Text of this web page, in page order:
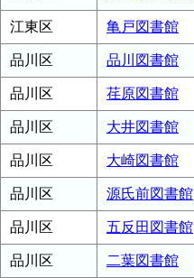
江東区 亀戸図書館
品川区 品川図書館
品川区 荏原図書館
品川区 大井図書館
品川区 大崎図書館
品川区 源氏前図書館
品川区 五反田図書館
品川区 二葉図書館